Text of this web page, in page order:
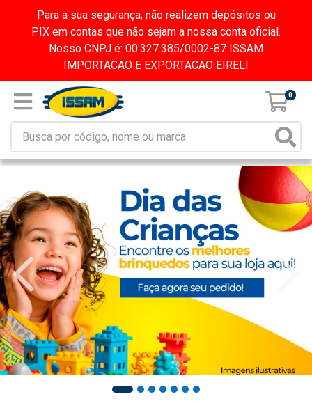
Para a sua segurança, não realizem depósitos ou
PIX em contas que não sejam a nossa conta oficial.
Nosso CNPJ é: 00.327.385/0002-87 ISSAM
IMPORTACAO E EXPORTACAO EIRELI
0